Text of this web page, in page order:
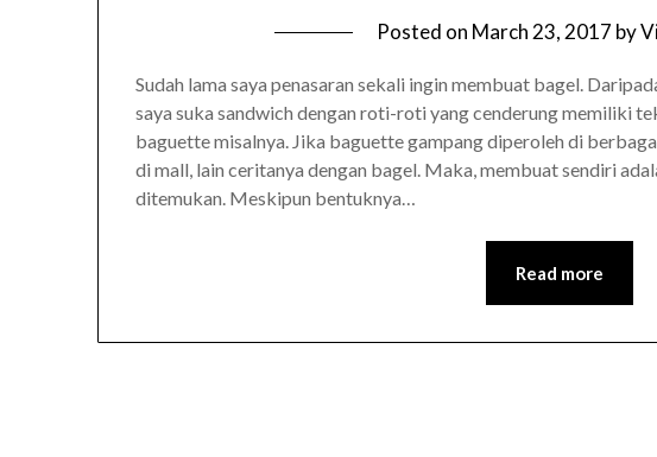
Posted on March 23, 2017 by
Sudah lama saya penasaran sekali ingin membuat bagel.
saya suka sandwich dengan roti-roti yang cenderung memiliki
baguette misalnya. Jika baguette gampang diperoleh di
di mall, lain ceritanya dengan bagel. Maka, membuat sendiri
ditemukan. Meskipun bentuknya…
Read more